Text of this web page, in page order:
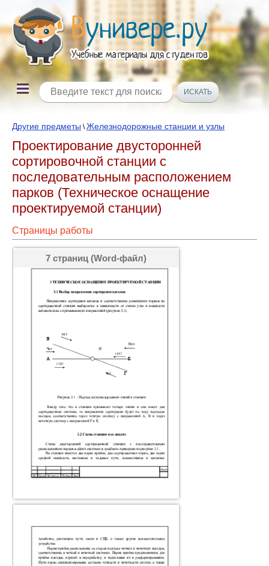
Другие предметы \Железнодорожные станции и узлы
Проектирование двусторонней
сортировочной станции с
последовательным расположением
парков (Техническое оснащение
проектируемой станции)
Страницы работы
7 страниц (Word-файл)